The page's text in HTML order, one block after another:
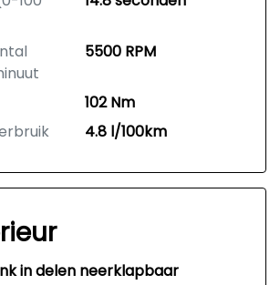
5500 RPM
102 Nm
4.8 l/100km
in delen neerklapbaar